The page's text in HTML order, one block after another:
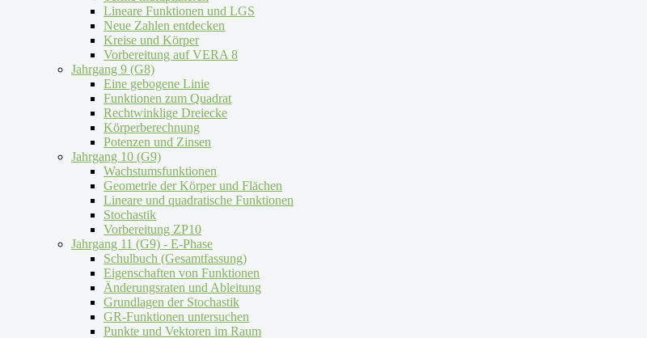
Lineare Funktionen und LGS
Neue Zahlen entdecken
Kreise und Körper
Vorbereitung auf VERA 8
Jahrgang 9 (G8)
Eine gebogene Linie
Funktionen zum Quadrat
Rechtwinklige Dreiecke
Körperberechnung
Potenzen und Zinsen
Jahrgang 10 (G9)
Wachstumsfunktionen
Geometrie der Körper und Flächen
Lineare und quadratische Funktionen
Stochastik
Vorbereitung ZP10
Jahrgang 11 (G9) - E-Phase
Schulbuch (Gesamtfassung)
Eigenschaften von Funktionen
Änderungsraten und Ableitung
Grundlagen der Stochastik
GR-Funktionen untersuchen
Punkte und Vektoren im Raum